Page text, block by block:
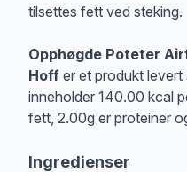
tilsettes fett ved steking.
Opphøgde Poteter
Hoff er et produkt levert
inneholder 140.00 kcal
fett, 2.00g er proteiner
Ingredienser